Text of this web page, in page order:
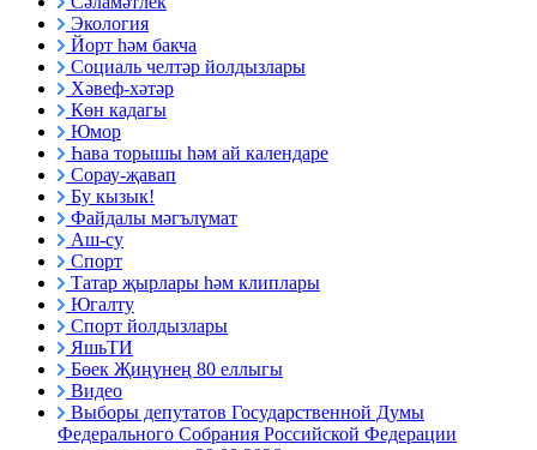
Экология
Йорт һәм бакча
Социаль челтәр йолдызлары
Хәвеф-хәтәр
Көн кадагы
Юмор
Һава торышы һәм ай календаре
Сорау-җавап
Бу кызык!
Файдалы мәгълүмат
Аш-су
Спорт
Татар җырлары һәм клиплары
Югалту
Спорт йолдызлары
ЯшьТИ
Бөек Җиңүнең 80 еллыгы
Видео
Выборы депутатов Государственной Думы
Федерального Собрания Российской Федерации